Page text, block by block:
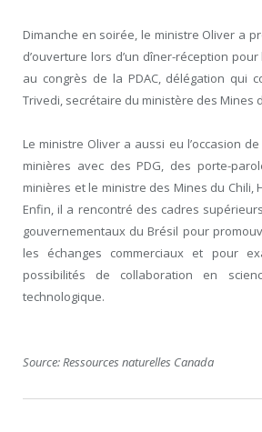
Dimanche en soirée, le ministre Oliver a
d’ouverture lors d’un dîner-réception
au congrès de la PDAC, délégation qui
Trivedi, secrétaire du ministère des Mines
Le ministre Oliver a aussi eu l’occasion
minières avec des PDG, des porte-
minières et le ministre des Mines du Chili,
Enfin, il a rencontré des cadres
gouvernementaux du Brésil pour
les échanges commerciaux et pour
possibilités de collaboration en
technologique.
Source: Ressources naturelles Canada